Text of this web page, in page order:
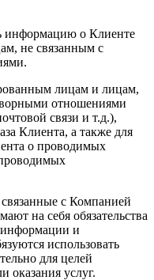
информацию о Клиенте
не связанным с
лицам и лицам,
отношениями
связи и т.д.),
Клиента, а также для
о проводимых
с Компанией
на себя обязательства
информации и
использовать
для целей
оказания услуг.